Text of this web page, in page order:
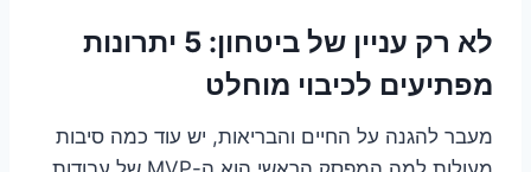
לא רק עניין של ביטחון: 5 יתרונות
מפתיעים לכיבוי מוחלט
מעבר להגנה על החיים והבריאות, יש עוד כמה סיבות